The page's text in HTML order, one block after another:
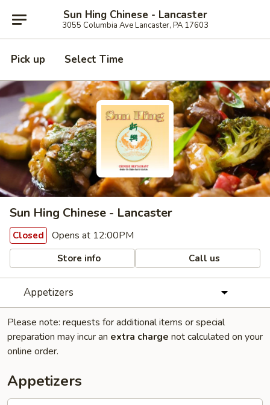
Sun Hing Chinese - Lancaster
3055 Columbia Ave Lancaster, PA 17603
Pick up Select Time
Sun Hing Chinese - Lancaster
Closed Opens at 12:00PM
Store info Call us
Appetizers
Please note: requests for additional items or special
preparation may incur an extra charge not calculated on your
online order.
Appetizers